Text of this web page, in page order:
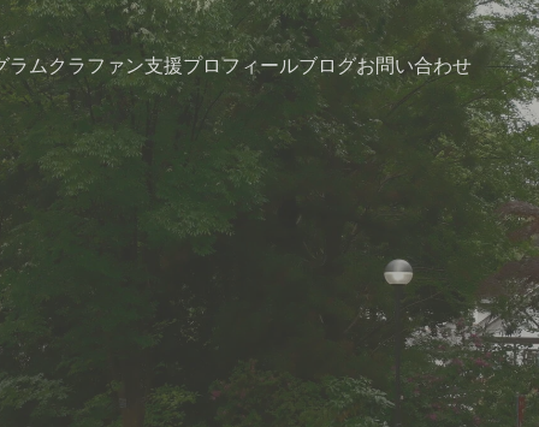
ラムクラファン支援プロフィールブログお問い合わせ